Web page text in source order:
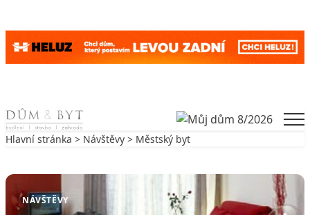
Skip to content
Hlavní stránka > Návštěvy > Městský byt
NÁVŠTĚVY